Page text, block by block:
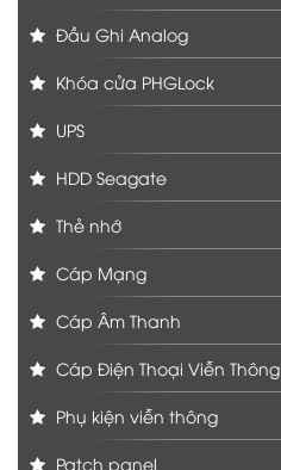
Đầu Ghi Analog
Khóa cửa PHGLock
UPS
HDD Seagate
Thẻ nhớ
Cáp Mạng
Cáp Âm Thanh
Cáp Điện Thoại Viễn Thông
Phụ kiện viễn thông
Patch panel